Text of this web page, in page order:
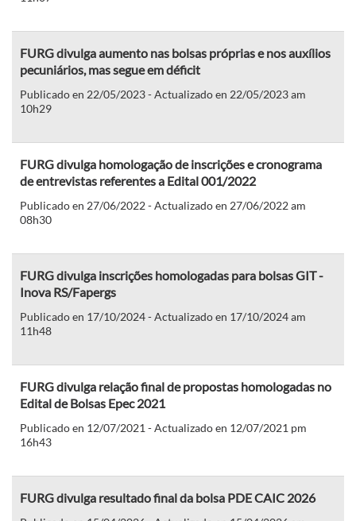
FURG divulga aumento nas bolsas próprias e nos auxílios
pecuniários, mas segue em déficit
Publicado en 22/05/2023 - Actualizado en 22/05/2023 am
10h29
FURG divulga homologação de inscrições e cronograma
de entrevistas referentes a Edital 001/2022
Publicado en 27/06/2022 - Actualizado en 27/06/2022 am
08h30
FURG divulga inscrições homologadas para bolsas GIT -
Inova RS/Fapergs
Publicado en 17/10/2024 - Actualizado en 17/10/2024 am
11h48
FURG divulga relação final de propostas homologadas no
Edital de Bolsas Epec 2021
Publicado en 12/07/2021 - Actualizado en 12/07/2021 pm
16h43
FURG divulga resultado final da bolsa PDE CAIC 2026